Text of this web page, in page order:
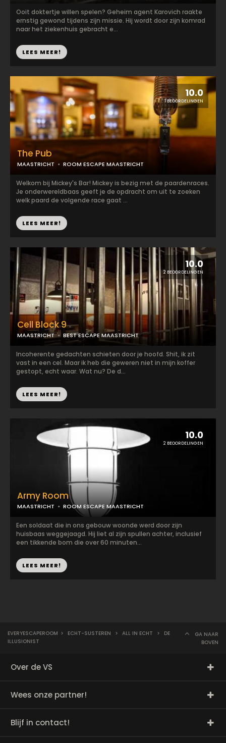
Ooit doktertje willen spelen? Geheim agent Karovich raakte
ernstig gewond tijdens zijn missie. Hij wordt door zijn komrad
naar het ziekenhuis gebracht e...
LEES MEER!
10.0
1 BEOORDELINGEN
The Pub
MAASTRICHT ROOM ESCAPE MAASTRICHT
Welkom bij Mickey's Bar! Mickey is bezig met de paardenraces.
Je onderwereldbaas geeft je de opdracht om uit te zoeken
welk paard de volgende race gaat ...
LEES MEER!
10.0
2 BEOORDELINGEN
Cell Block 9
MAASTRICHT BEST ESCAPE MAASTRICHT
Incoherente gedachten schieten door je hoofd. Shit, ik zit
vast in een cel. Maar ik heb die geweren niet in mijn koffer
gestopt, echt waar. Wat nu? De d...
LEES MEER!
10.0
2 BEOORDELINGEN
Army Room
MAASTRICHT ROOM ESCAPE MAASTRICHT
Een soldaat die in ons gebouw woonde werd door zijn
huisbaas weggejaagd. Hij liet al zijn spullen achter, inclusief
een tikkende bom die over 60 minuten...
LEES MEER!
EVERYESCAPEROOM > ECHT-SUSTEREN > ALL IN ECHT >
DE
ILLUSIONIST
GA NAAR
BOVEN
Over de VS
Wees onze partner!
Blijf in contact!